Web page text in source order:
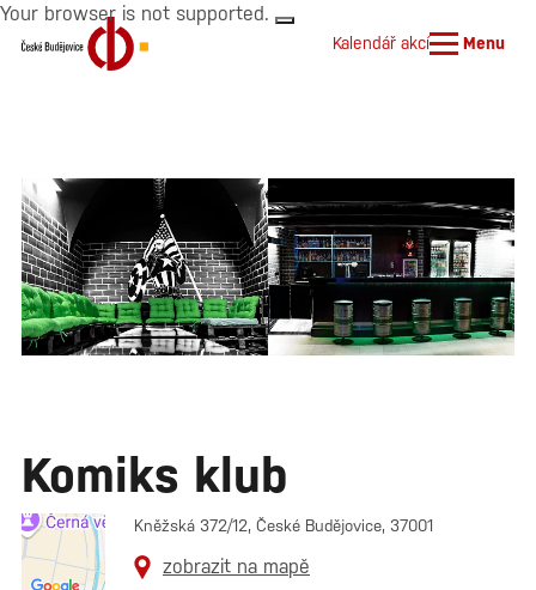
Your browser is not supported.
Kalendář akcí Menu
Komiks klub
Kněžská 372/12, České Budějovice, 37001
zobrazit na mapě